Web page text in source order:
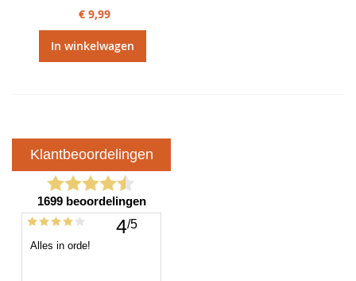
€ 9,99
In winkelwagen